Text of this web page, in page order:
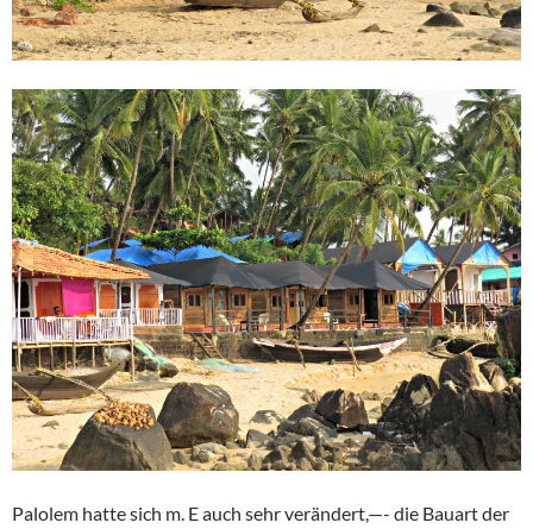
Palolem hatte sich m. E auch sehr verändert,—- die Bauart der